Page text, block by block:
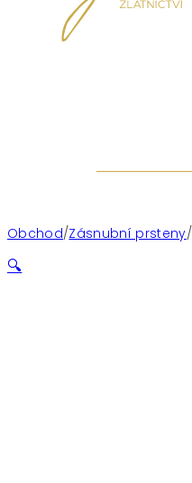
Obchod/Zásnubní prsteny/
🔍